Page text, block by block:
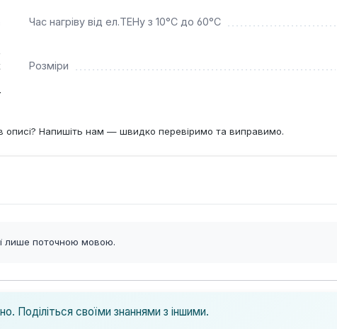
Час нагріву від ел.ТЕНу з 10°С до 60°С
Розміри
Напишіть нам — швидко перевіримо та виправимо.
лише поточною мовою.
Поділіться своїми знаннями з іншими.